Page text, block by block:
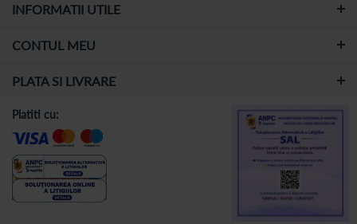
INFORMATII UTILE
CONTUL MEU
PLATA SI LIVRARE
Platiti cu: